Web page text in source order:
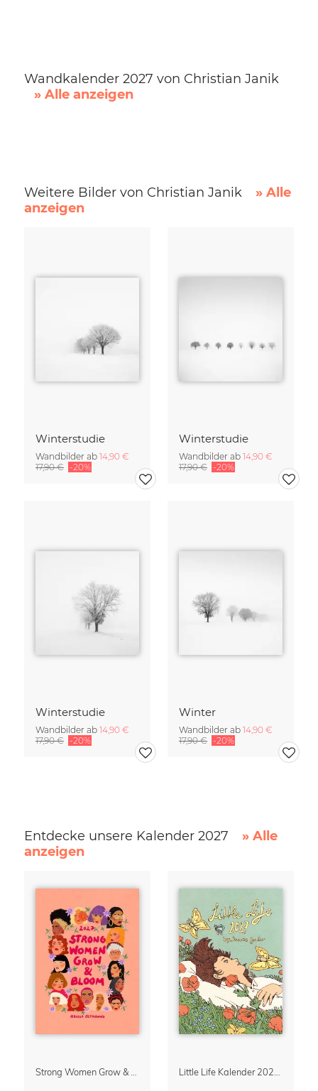
Wandkalender 2027 von Christian Janik
» Alle anzeigen
Weitere Bilder von Christian Janik
» Alle
anzeigen
Winterstudie
Wandbilder ab 14,90 €
17,90 € -20%
Winterstudie
Wandbilder ab 14,90 €
17,90 € -20%
Winterstudie
Wandbilder ab 14,90 €
17,90 € -20%
Winter
Wandbilder ab 14,90 €
17,90 € -20%
Entdecke unsere Kalender 2027
» Alle
anzeigen